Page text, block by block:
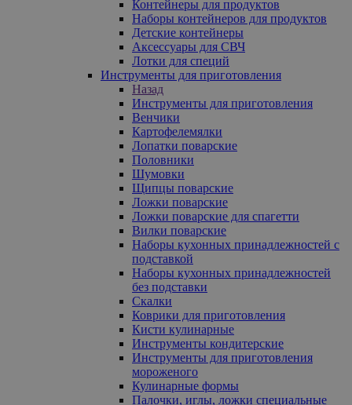
Контейнеры для продуктов
Наборы контейнеров для продуктов
Детские контейнеры
Аксессуары для СВЧ
Лотки для специй
Инструменты для приготовления
Назад
Инструменты для приготовления
Венчики
Картофелемялки
Лопатки поварские
Половники
Шумовки
Щипцы поварские
Ложки поварские
Ложки поварские для спагетти
Вилки поварские
Наборы кухонных принадлежностей с
подставкой
Наборы кухонных принадлежностей
без подставки
Скалки
Коврики для приготовления
Кисти кулинарные
Инструменты кондитерские
Инструменты для приготовления
мороженого
Кулинарные формы
Палочки, иглы, ложки специальные